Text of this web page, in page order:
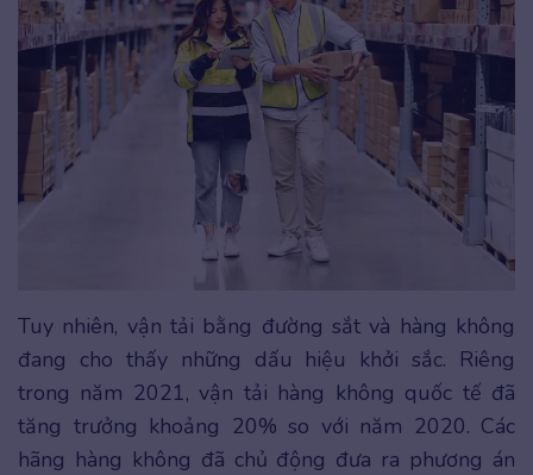
Tuy nhiên, vận tải bằng đường sắt và hàng không
đang cho thấy những dấu hiệu khởi sắc. Riêng
trong năm 2021, vận tải hàng không quốc tế đã
tăng trưởng khoảng 20% so với năm 2020. Các
hãng hàng không đã chủ động đưa ra phương án